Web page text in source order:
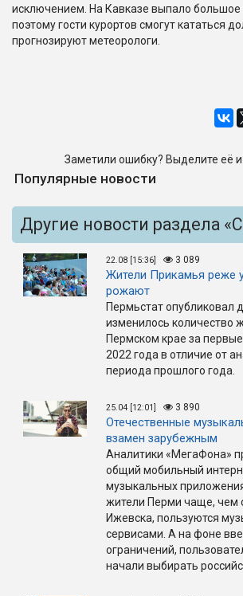
исключением. На Кавказе выпало большое
поэтому гости курортов смогут кататься
прогнозируют метеорологи.
Заметили ошибку? Выделите её
Популярные новости
Другие новости раздела
22.08 [15:36] 3 089
Жители Прикамья реже
рожают
Пермьстат опубликовал
изменилось количество
Пермском крае за
2022 года в отличие от
периода прошлого года.
25.04 [12:01] 3 890
Отечественные
взамен зарубежным
Аналитики «МегаФона»
общий мобильный
музыкальных
жители Перми чаще, чем
Ижевска, пользуются
сервисами. А на фоне
ограничений,
начали выбирать